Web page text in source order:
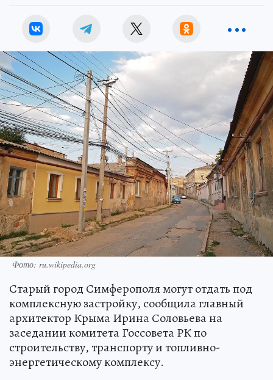
Фото: ru.wikipedia.org
Старый город Симферополя могут отдать под
комплексную застройку, сообщила главный
архитектор Крыма Ирина Соловьева на
заседании комитета Госсовета РК по
строительству, транспорту и топливно-
энергетическому комплексу.